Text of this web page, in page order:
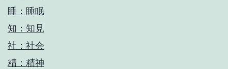
睡：睡眠
知：知見
社：社会
精：精神